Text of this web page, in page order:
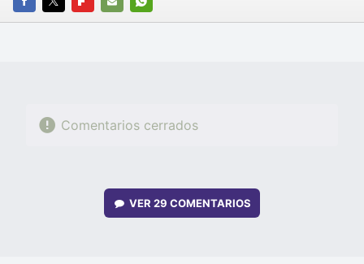
FACEBOOK
TWITTERFLIPBOARD
E-
WHATSAPP
Comentarios cerrados
VER 29 COMENTARIOS